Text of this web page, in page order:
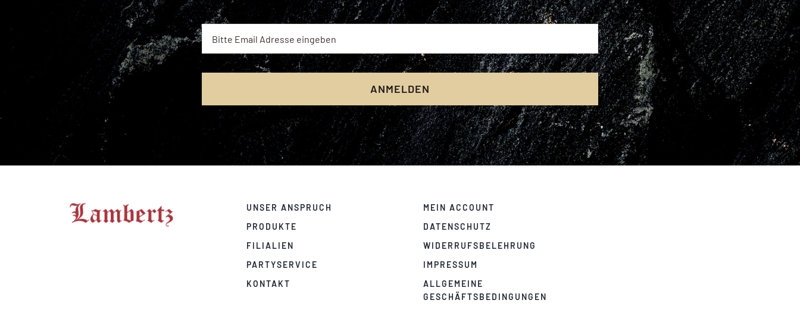
ANMELDEN
UNSER ANSPRUCH
PRODUKTE
FILIALIEN
PARTYSERVICE
KONTAKT
MEIN ACCOUNT
DATENSCHUTZ
WIDERRUFSBELEHRUNG
IMPRESSUM
ALLGEMEINE
GESCHÄFTSBEDINGUNGEN